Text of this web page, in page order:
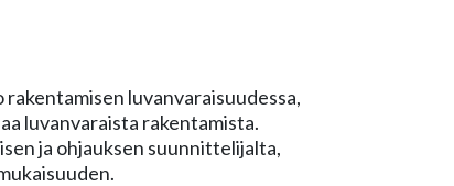
luvanvaraisuudessa,
luvanvaraista rakentamista.
ja ohjauksen suunnittelijalta,